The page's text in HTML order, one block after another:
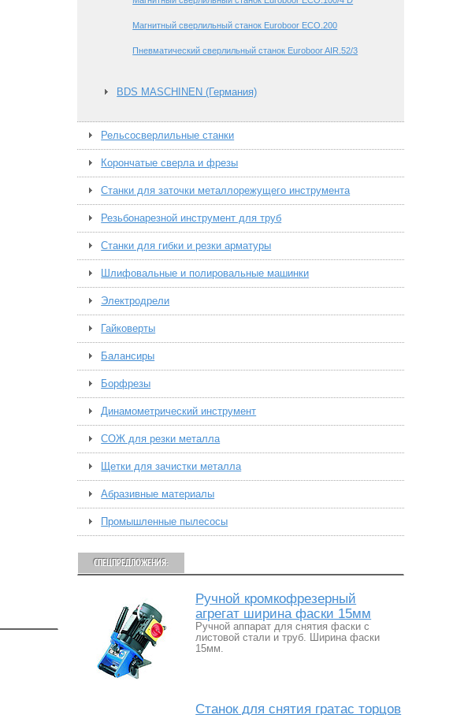
Магнитный сверлильный станок Euroboor ЕСО.200
Пневматический сверлильный станок Euroboor AIR.52/3
BDS MASCHINEN (Германия)
Рельсосверлильные станки
Корончатые сверла и фрезы
Станки для заточки металлорежущего инструмента
Резьбонарезной инструмент для труб
Станки для гибки и резки арматуры
Шлифовальные и полировальные машинки
Электродрели
Гайковерты
Балансиры
Борфрезы
Динамометрический инструмент
СОЖ для резки металла
Щетки для зачистки металла
Абразивные материалы
Промышленные пылесосы
СПЕЦПРЕДЛОЖЕНИЯ:
Ручной кромкофрезерный
агрегат ширина фаски 15мм
Ручной аппарат для снятия фаски с
листовой стали и труб. Ширина фаски
15мм.
Станок для снятия гратас торцов